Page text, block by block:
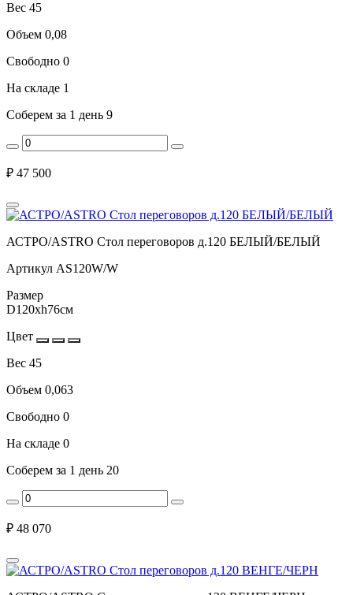
Вес 45
Объем 0,08
Свободно 0
На складе 1
Соберем за 1 день 9
₽ 47 500
АСТРО/ASTRO Стол переговоров д.120 БЕЛЫЙ/БЕЛЫЙ
Артикул AS120W/W
Размер
D120xh76см
Цвет
Вес 45
Объем 0,063
Свободно 0
На складе 0
Соберем за 1 день 20
₽ 48 070